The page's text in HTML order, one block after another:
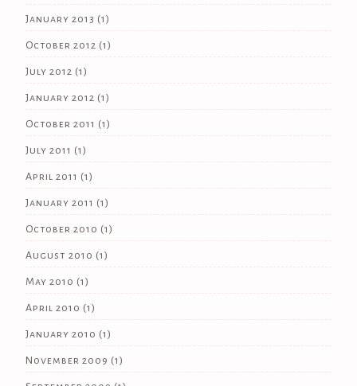
January 2013 (1)
October 2012 (1)
July 2012 (1)
January 2012 (1)
October 2011 (1)
July 2011 (1)
April 2011 (1)
January 2011 (1)
October 2010 (1)
August 2010 (1)
May 2010 (1)
April 2010 (1)
January 2010 (1)
November 2009 (1)